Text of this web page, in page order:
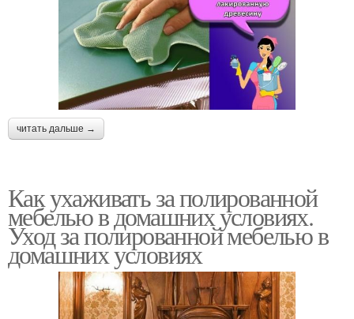
читать дальше →
Как ухаживать за полированной
мебелью в домашних условиях.
Уход за полированной мебелью в
домашних условиях